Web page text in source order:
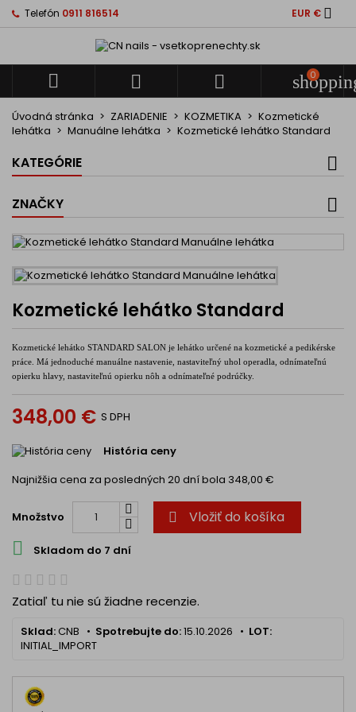
Telefón 0911 816514 EUR € 
   0
Úvodná stránka Domov
ZARIADENIE KOZMETIKA
Kozmetické
lehátka
Manuálne lehátka Kozmetické lehátko Standard
KATEGÓRIE
ZNAČKY
Kozmetické lehátko Standard
Kozmetické lehátko STANDARD SALON je lehátko určené na kozmetické a pedikérske
práce. Má jednoduché manuálne nastavenie, nastaviteľný uhol operadla, odnímateľnú
opierku hlavy, nastaviteľnú opierku nôh a odnímateľné podrúčky.
348,00 € S DPH
História ceny
Najnižšia cena za posledných 20 dní bola 348,00 €
Množstvo  Vložiť do košíka
 Skladom do 7 dní
Zatiaľ tu nie sú žiadne recenzie.
Sklad:CNB • Spotrebujte do:15.10.2026 • LOT:
INITIAL_IMPORT